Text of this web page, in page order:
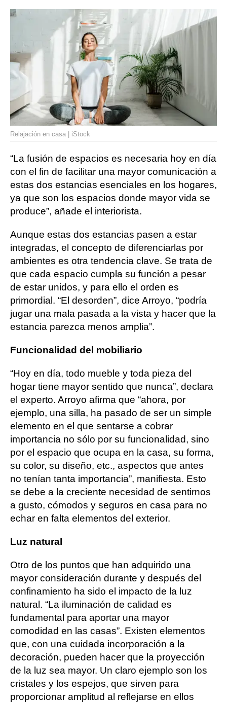
Relajación en casa | iStock
“La fusión de espacios es necesaria hoy en día
con el fin de facilitar una mayor comunicación a
estas dos estancias esenciales en los hogares,
ya que son los espacios donde mayor vida se
produce”, añade el interiorista.
Aunque estas dos estancias pasen a estar
integradas, el concepto de diferenciarlas por
ambientes es otra tendencia clave. Se trata de
que cada espacio cumpla su función a pesar
de estar unidos, y para ello el orden es
primordial. “El desorden”, dice Arroyo, “podría
jugar una mala pasada a la vista y hacer que la
estancia parezca menos amplia”.
Funcionalidad del mobiliario
“Hoy en día, todo mueble y toda pieza del
hogar tiene mayor sentido que nunca”, declara
el experto. Arroyo afirma que “ahora, por
ejemplo, una silla, ha pasado de ser un simple
elemento en el que sentarse a cobrar
importancia no sólo por su funcionalidad, sino
por el espacio que ocupa en la casa, su forma,
su color, su diseño, etc., aspectos que antes
no tenían tanta importancia”, manifiesta. Esto
se debe a la creciente necesidad de sentirnos
a gusto, cómodos y seguros en casa para no
echar en falta elementos del exterior.
Luz natural
Otro de los puntos que han adquirido una
mayor consideración durante y después del
confinamiento ha sido el impacto de la luz
natural. “La iluminación de calidad es
fundamental para aportar una mayor
comodidad en las casas”. Existen elementos
que, con una cuidada incorporación a la
decoración, pueden hacer que la proyección
de la luz sea mayor. Un claro ejemplo son los
cristales y los espejos, que sirven para
proporcionar amplitud al reflejarse en ellos